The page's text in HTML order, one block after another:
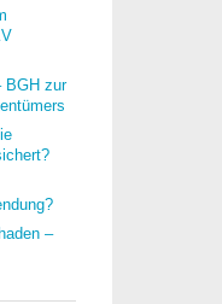
BGH zur
–